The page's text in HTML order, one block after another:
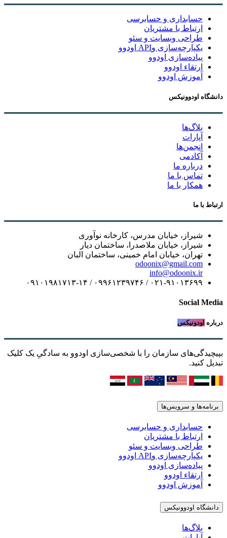
حسابداری و حسابرسی
ارتباط با مشتریان
طراحی وبسایت و سئو
یکپارچه‌سازی وAPI اودوو
پیاده‌سازی اودوو
ارتقاء اودوو
آموزش اودوو
دانشگاه اودوونیکس
بلاگ‌ها
آپارات
انجمن‌ها
آکادمی
درباره ما
تماس با ما
همکار با ما
ارتباط با ما
شیراز، خیابان مدرس، کارخانه نوآوری
شیراز، خیابان ملاصدرا، ساختمان دیار
تهران، خیابان امام خمینی، ساختمان البان
odoonix@gmail.com
info@odoonix.ir
۰۲۱-۹۱۰۱۳۶۹۹ / ۰۹۹۶۱۲۳۹۷۴۶ / ۰۹۱۰۱۹۸۱۷۱۳-۱۴
Social Media
درباره اودونیکس
بپیچیدگی‌های سازمان را با شخصی‌سازی اودوو به سادگیِ یک کلیک
تبدیل کنید.
برنامه‌ها و سرویس‌ها
حسابداری و حسابرسی
ارتباط با مشتریان
طراحی وبسایت و سئو
یکپارچه‌سازی وAPI اودوو
پیاده‌سازی اودوو
ارتقاء اودوو
آموزش اودوو
دانشگاه اودوونیکس
بلاگ‌ها